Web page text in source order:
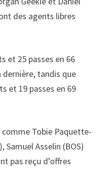
des agents libres
et 25 passes en 66
dernière, tandis que
et 19 passes en 69
comme Tobie Paquette-
Samuel Asselin (BOS)
pas reçu d’offres